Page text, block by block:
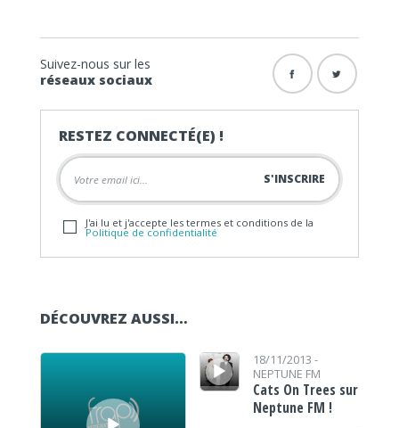
Suivez-nous sur les
réseaux sociaux
RESTEZ CONNECTÉ(E) !
J'ai lu et j'accepte les termes et conditions de la
Politique de confidentialité
DÉCOUVREZ AUSSI…
Lecteur audio
Lecteur audio18/11/2013 -
NEPTUNE FM
Cats On Trees sur
Neptune FM !